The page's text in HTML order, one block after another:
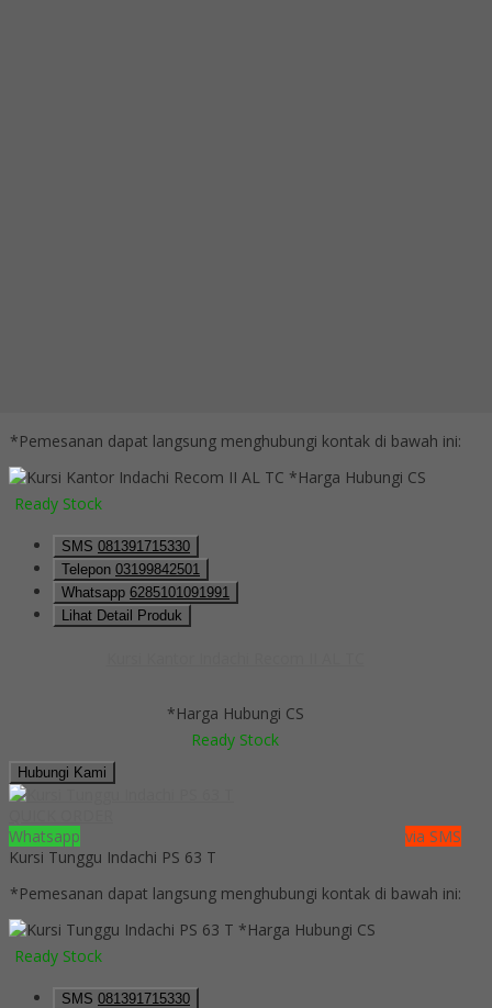
*Pemesanan dapat langsung menghubungi kontak di bawah ini:
*Harga Hubungi CS
Ready Stock
SMS 081391715330
Telepon 03199842501
Whatsapp 6285101091991
Lihat Detail Produk
*Harga Hubungi CS
Ready Stock
Hubungi Kami
Whatsapp
via SMS
Kursi Tunggu Indachi PS 63 T
*Pemesanan dapat langsung menghubungi kontak di bawah ini:
*Harga Hubungi CS
Ready Stock
SMS 081391715330